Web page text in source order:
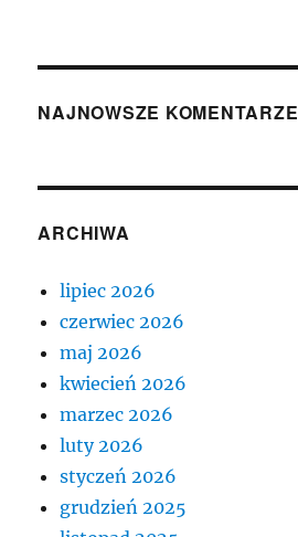
NAJNOWSZE KOMENTARZE
ARCHIWA
lipiec 2026
czerwiec 2026
maj 2026
kwiecień 2026
marzec 2026
luty 2026
styczeń 2026
grudzień 2025